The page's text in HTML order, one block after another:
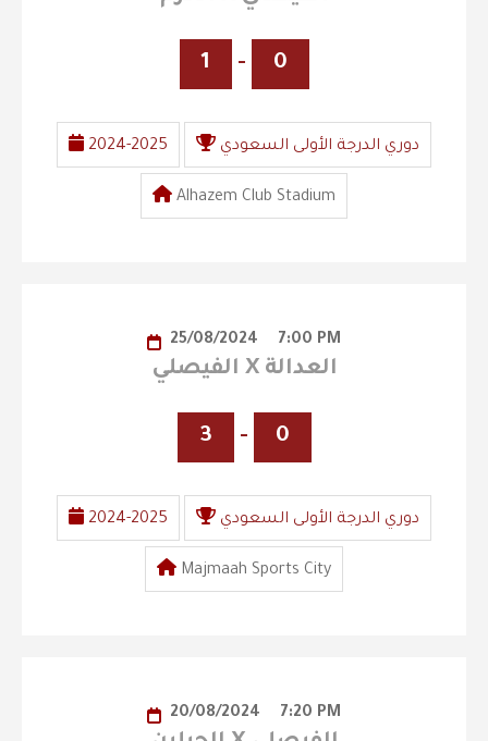
1 - 0
2024-2025 دوري الدرجة الأولى السعودي
Alhazem Club Stadium
25/08/2024 7:00 PM
الفيصلي X العدالة
3 - 0
2024-2025 دوري الدرجة الأولى السعودي
Majmaah Sports City
20/08/2024 7:20 PM